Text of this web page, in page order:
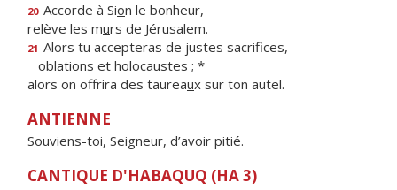
20 Accorde à Sion le bonheur,
relève les murs de Jérusalem.
21 Alors tu accepteras de justes sacrifices,
oblations et holocaustes ; *
alors on offrira des taureaux sur ton autel.
ANTIENNE
Souviens-toi, Seigneur, d’avoir pitié.
CANTIQUE D'HABAQUQ (HA 3)